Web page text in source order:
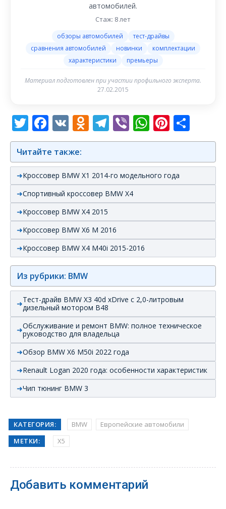
автомобилей.
Стаж: 8 лет
обзоры автомобилей
тест-драйвы
сравнения автомобилей
новинки
комплектации
характеристики
премьеры
Материал подготовлен при участии профильного эксперта.
27.02.2015
Twitter
Facebook
VK Odnoklassniki
Telegram
Viber
Читайте также:
Кроссовер BMW X1 2014-го модельного года
Спортивный кроссовер BMW X4
Кроссовер BMW X4 2015
Кроссовер BMW X6 M 2016
Кроссовер BMW X4 M40i 2015-2016
Из рубрики: BMW
Тест-драйв BMW X3 40d xDrive с 2,0-литровым
дизельный мотором B48
Обслуживание и ремонт BMW: полное техническое
руководство для владельца
Обзор BMW X6 M50i 2022 года
Renault Logan 2020 года: особенности характеристик
Чип тюнинг BMW 3
КАТЕГОРИЯ: BMW
Европейские автомобили
МЕТКИ:
X5
Добавить комментарий